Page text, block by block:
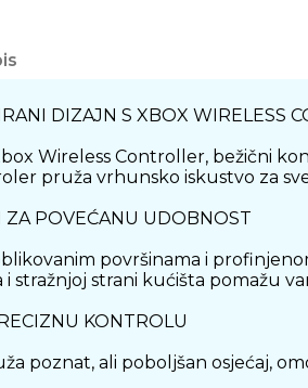
DIZAJN S XBOX WIRELESS
Wireless Controller, bežični
pruža vrhunsko iskustvo za
POVEĆANU UDOBNOST
površinama i
i stražnjoj strani kućišta pomažu
KONTROLU
poznat, ali poboljšan osjećaj,